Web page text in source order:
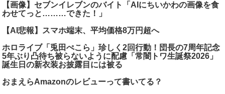
【画像】セブンイレブンのバイト「AIにちいかわの画像を食
わせてっと………できた！」
【AI悲報】スマホ端末、平均価格8万円超へ
ホロライブ「兎田ぺこら」珍しく2回行動！団長の7周年記念
5年ぶり凸待ち被らないように配慮「常闇トワ生誕祭2026」
誕生日の新衣装お披露目には被る
おまえらAmazonのレビューって書いてる？